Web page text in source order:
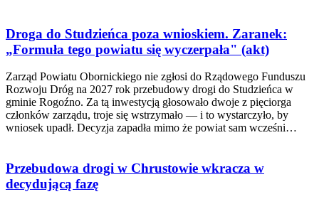
Droga do Studzieńca poza wnioskiem. Zaranek:
„Formuła tego powiatu się wyczerpała" (akt)
Zarząd Powiatu Obornickiego nie zgłosi do Rządowego Funduszu
Rozwoju Dróg na 2027 rok przebudowy drogi do Studzieńca w
gminie Rogoźno. Za tą inwestycją głosowało dwoje z pięciorga
członków zarządu, troje się wstrzymało — i to wystarczyło, by
wniosek upadł. Decyzja zapadła mimo że powiat sam wcześni…
Przebudowa drogi w Chrustowie wkracza w
decydującą fazę